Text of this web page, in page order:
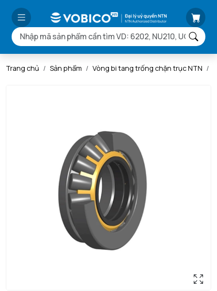
Trang chủ Sản phẩm Vòng bi tang trống chặn trục NTN